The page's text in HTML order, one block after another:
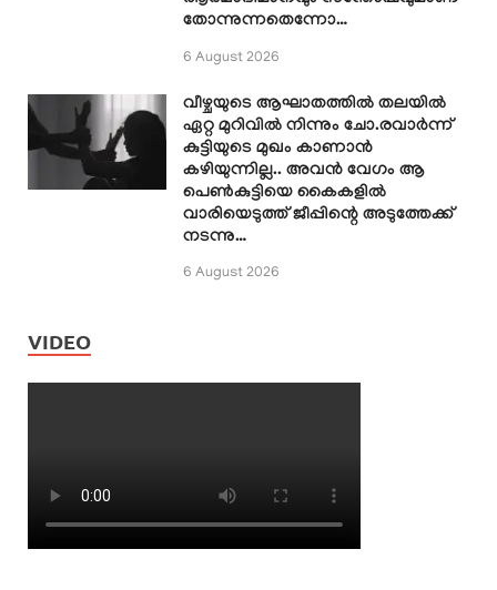
തോന്നുന്നതെന്നോ…
6 August 2026
വീഴ്ചയുടെ ആഘാതത്തിൽ തലയിൽ
ഏറ്റ മുറിവിൽ നിന്നും ചോ.രവാർന്ന്
കുട്ടിയുടെ മുഖം കാണാൻ
കഴിയുന്നില്ല.. അവൻ വേഗം ആ
പെൺകുട്ടിയെ കൈകളിൽ
വാരിയെടുത്ത് ജീപ്പിന്റെ അടുത്തേക്ക്
നടന്നു…
6 August 2026
VIDEO